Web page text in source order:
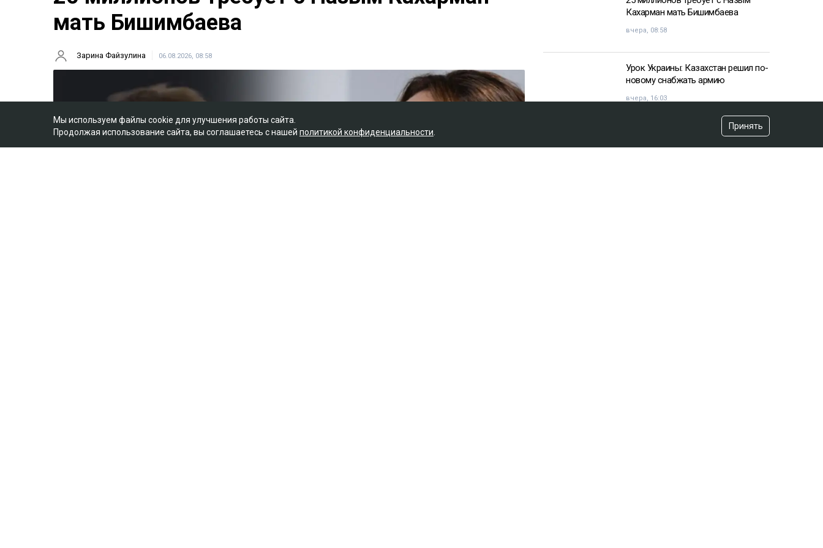
мать Бишимбаева
Зарина Файзулина 06.08.2026, 08:58
Кахарман мать Бишимбаева
вчера, 08:58
Урок Украины: Казахстан решил по-
новому снабжать армию
вчера, 16:03
«Хотела покончить с собой»:
девочка подверглась травле после
Мы используем файлы cookie для улучшения работы сайта.
Продолжая использование сайта, вы соглашаетесь с нашей политикой конфиденциальности
Принять